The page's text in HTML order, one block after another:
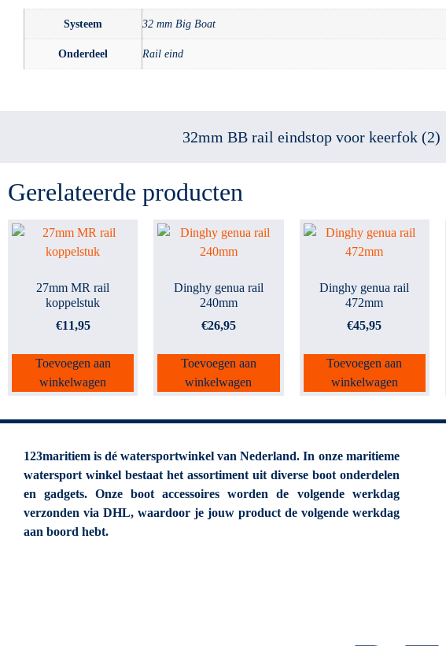
Systeem 32 mm Big Boat
Onderdeel Rail eind
32mm BB rail eindstop voor keerfok (2)
Gerelateerde producten
27mm MR rail
koppelstuk
€11,95
Toevoegen aan
winkelwagen
Dinghy genua rail
240mm
€26,95
Toevoegen aan
winkelwagen
Dinghy genua rail
472mm
€45,95
Toevoegen aan
winkelwagen
123maritiem is dé watersportwinkel van Nederland. In onze maritieme
watersport winkel bestaat het assortiment uit diverse boot onderdelen
en gadgets. Onze boot accessoires worden de volgende werkdag
verzonden via DHL, waardoor je jouw product de volgende werkdag
aan boord hebt.